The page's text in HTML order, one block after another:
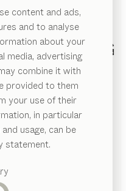
content and ads,
and to analyse
about your
media, advertising
combine it with
provided to them
your use of their
in particular
usage, can be
statement.
zumeist nur
uns nur im Rahmen der
der Bereitstellung
nutzerfreundlichen
verarbeitet.